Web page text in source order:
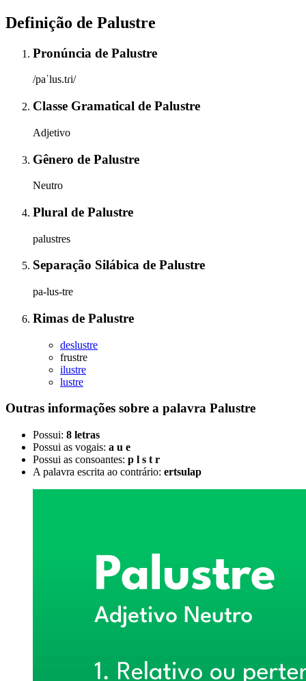
Definição de Palustre
Pronúncia de Palustre
/paˈlus.tɾi/
Classe Gramatical de Palustre
Adjetivo
Gênero de Palustre
Neutro
Plural de Palustre
palustres
Separação Silábica de Palustre
pa-lus-tre
Rimas de Palustre
deslustre
frustre
ilustre
lustre
Outras informações sobre a palavra Palustre
Possui: 8 letras
Possui as vogais: a u e
Possui as consoantes: p l s t r
A palavra escrita ao contrário: ertsulap